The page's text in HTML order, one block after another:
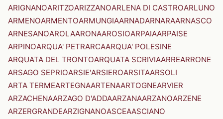
ARIGNANOARITZOARIZZANOARLENA DI CASTROARLUNO
ARMENOARMENTOARMUNGIAARNADARNARAARNASCO
ARNESANOAROLAARONAAROSIOARPAIAARPAISE
ARPINOARQUA' PETRARCAARQUA' POLESINE
ARQUATA DEL TRONTOARQUATA SCRIVIAARREARRONE
ARSAGO SEPRIOARSIE'ARSIEROARSITAARSOLI
ARTA TERMEARTEGNAARTENAARTOGNEARVIER
ARZACHENAARZAGO D'ADDAARZANAARZANOARZENE
ARZERGRANDEARZIGNANOASCEAASCIANO